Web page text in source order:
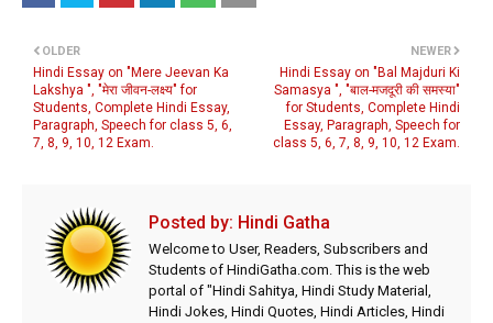
NEWER
Hindi Essay on "Bal Majduri Ki
Samasya ", "बाल-मजदूरी की समस्या"
for Students, Complete Hindi
Essay, Paragraph, Speech for
class 5, 6, 7, 8, 9, 10, 12 Exam.
OLDER
Hindi Essay on "Mere Jeevan Ka
Lakshya ", "मेरा जीवन-लक्ष्य" for
Students, Complete Hindi Essay,
Paragraph, Speech for class 5, 6,
7, 8, 9, 10, 12 Exam.
Posted by: Hindi Gatha
Welcome to User, Readers, Subscribers and
Students of HindiGatha.com. This is the web
portal of "Hindi Sahitya, Hindi Study Material,
Hindi Jokes, Hindi Quotes, Hindi Articles, Hindi